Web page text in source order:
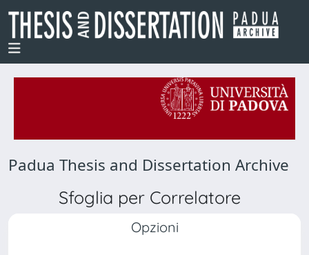
Padua Thesis and Dissertation Archive
Sfoglia per Correlatore
Opzioni